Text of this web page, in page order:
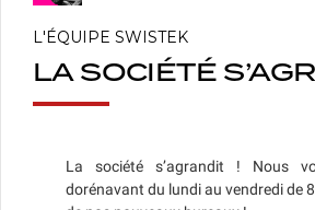
L'ÉQUIPE SWISTEK
LA SOCIÉTÉ
La société s’agrandit ! Nous
dorénavant du lundi au vendredi de